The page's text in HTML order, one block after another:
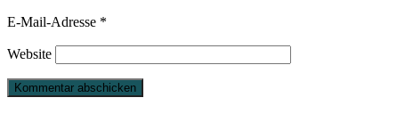
E-Mail-Adresse *
Website